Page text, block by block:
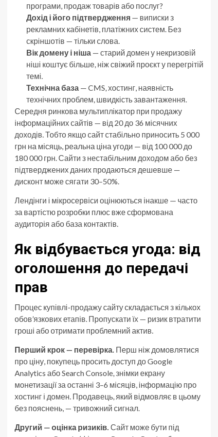
програми, продаж товарів або послуг?
Дохід і його підтвердження — виписки з
рекламних кабінетів, платіжних систем. Без
скріншотів — тільки слова.
Вік домену і ніша — старий домен у некризовій
ніші коштує більше, ніж свіжий проєкт у перегрітій
темі.
Технічна база — CMS, хостинг, наявність
технічних проблем, швидкість завантаження.
Середня ринкова мультиплікатор при продажу
інформаційних сайтів — від 20 до 36 місячних
доходів. Тобто якщо сайт стабільно приносить 5 000
грн на місяць, реальна ціна угоди — від 100 000 до
180 000 грн. Сайти з нестабільним доходом або без
підтверджених даних продаються дешевше —
дисконт може сягати 30–50%.
Лендінги і мікросервіси оцінюються інакше — часто
за вартістю розробки плюс вже сформована
аудиторія або база контактів.
Як відбувається угода: від
оголошення до передачі
прав
Процес купівлі-продажу сайту складається з кількох
обов’язкових етапів. Пропускати їх — ризик втратити
гроші або отримати проблемний актив.
Перший крок — перевірка. Перш ніж домовлятися
про ціну, покупець просить доступ до Google
Analytics або Search Console, знімки екрану
монетизації за останні 3–6 місяців, інформацію про
хостинг і домен. Продавець, який відмовляє в цьому
без пояснень, — тривожний сигнал.
Другий — оцінка ризиків. Сайт може бути під